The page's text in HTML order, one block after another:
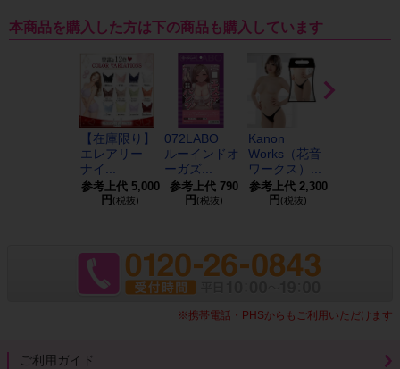
本商品を購入した方は下の商品も購入しています
【在庫限り】
エレアリー
ナイ...
参考上代 5,000
円 (税抜)
072LABO
ルーインドオ
ーガズ...
参考上代 790
円 (税抜)
Kanon
Works（花音
ワークス）...
参考上代 2,300
円 (税抜)
※携帯電話・PHSからもご利用いただけます
ご利用ガイド